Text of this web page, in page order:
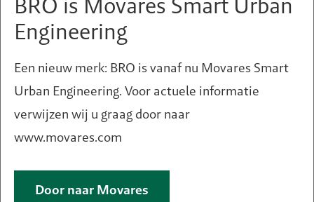
arbeidsmigranten
Engineering
Een nieuw merk: BRO is vanaf nu Movares Smart
Urban Engineering. Voor actuele informatie
verwijzen wij u graag door naar
www.movares.com
Door naar Movares